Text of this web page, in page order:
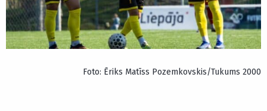
Foto: Ēriks Matīss Pozemkovskis/Tukums 2000